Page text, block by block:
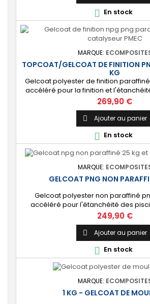
durablement la surface visible de
polyester. ⚙️ [Facile à...
 En stock
MARQUE:
TOPCOAT/GELCOAT DE FINITION
KG
Gelcoat polyester de finition
accéléré pour la finition et
bassins. [Finition] : Fournit une
brillante qualité immersion. [Étanche] :
stratification résine et fibre de verre.
catalyseur PMEC 50 cl Couleurs :
vert, nuances...
Prix
269,90 €
 Ajouter au panier
 En stock
MARQUE:
GELCOAT PNG NON
Gelcoat polyester non paraffiné
accéléré pour l'étanchéité des
[Finition] : Fournit une couche
qualité immersion. [Étanche] :
stratification résine et fibre de verre.
catalyseur PMEC 50 cl Couleurs :
vert, nuances de gris
Prix
249,90 €
 Ajouter au panier
 En stock
MARQUE:
1 KG - GELCOAT DE